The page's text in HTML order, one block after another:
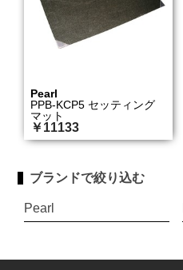
Pearl
PPB-KCP5 セッティング
マット
￥11133
ブランドで絞り込む
Pearl